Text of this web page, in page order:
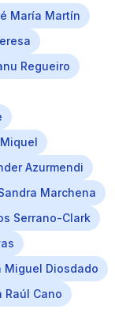
María Martín
Regueiro
Azurmendi
Marchena
Serrano-Clark
Miguel Diosdado
Raúl Cano